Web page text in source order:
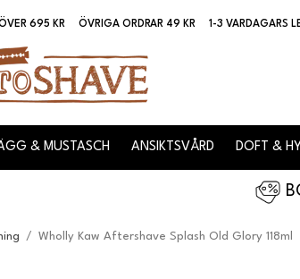
695 KR ÖVRIGA ORDRAR 49 KR 1-3 VARDAGARS
& MUSTASCH ANSIKTSVÅRD DOFT &
/ Wholly Kaw Aftershave Splash Old Glory 118ml